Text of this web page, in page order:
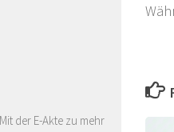
der E-Akte zu mehr